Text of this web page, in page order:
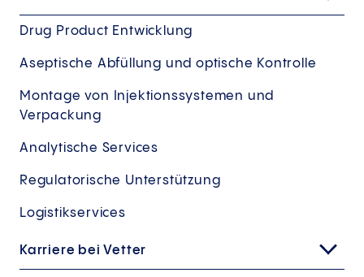
Drug Product Entwicklung
Aseptische Abfüllung und optische Kontrolle
Montage von Injektionssystemen und
Verpackung
Analytische Services
Regulatorische Unterstützung
Logistikservices
Karriere bei Vetter